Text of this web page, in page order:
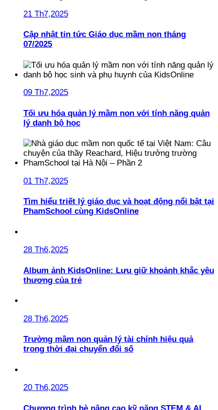
21 Th7,2025
Cập nhật tin tức Giáo dục mầm non tháng
07/2025
09 Th7,2025
Tối ưu hóa quản lý mầm non với tính năng quản
lý danh bộ học
01 Th7,2025
Tìm hiểu triết lý giáo dục và hoạt động nổi bật tại
PhamSchool cùng KidsOnline
28 Th6,2025
Album ảnh KidsOnline: Lưu giữ khoảnh khắc yêu
thương của trẻ
28 Th6,2025
Trường mầm non quản lý tài chính hiệu quả
trong thời đại chuyển đổi số
20 Th6,2025
Chương trình hè nâng cao kỹ năng STEM & AI